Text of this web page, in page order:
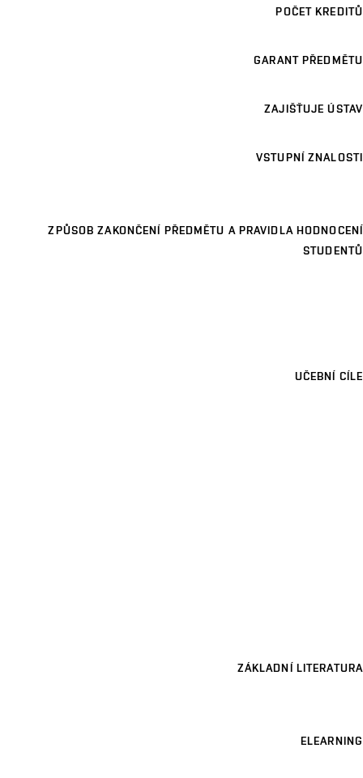
POČET KREDITŮ
GARANT PŘEDMĚTU
ZAJIŠŤUJE ÚSTAV
VSTUPNÍ ZNALOSTI
ZPŮSOB ZAKONČENÍ PŘEDMĚTU A PRAVIDLA HODNOCENÍ
STUDENTŮ
UČEBNÍ CÍLE
ZÁKLADNÍ LITERATURA
ELEARNING